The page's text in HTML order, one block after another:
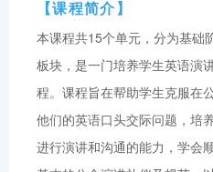
【课程简介】
本课程共15个单元，分为基础
板块，是一门培养学生英语演
程。课程旨在帮助学生克服在
他们的英语口头交际问题，培
进行演讲和沟通的能力，学会